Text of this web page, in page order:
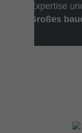
Expertise
Großes